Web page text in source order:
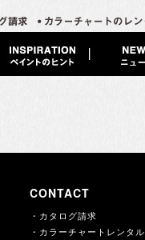
CONTACT
・カタログ請求
・カラーチャートレンタル